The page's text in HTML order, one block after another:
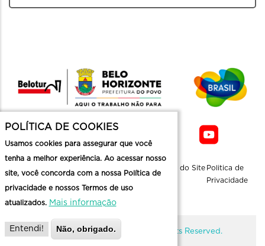
Mapa do Site Politica de
Privacidade
@ Copyright Belotur 2026. All Rights Reserved.
POLÍTICA DE COOKIES
Usamos cookies para assegurar que você
tenha a melhor experiência. Ao acessar nosso
site, você concorda com a nossa Política de
privacidade e nossos Termos de uso
atualizados. Mais informação
Entendi! Não, obrigado.